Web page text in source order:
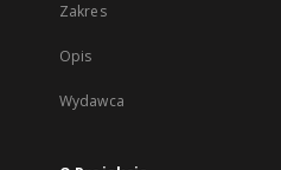
Zakres
Opis
Wydawca